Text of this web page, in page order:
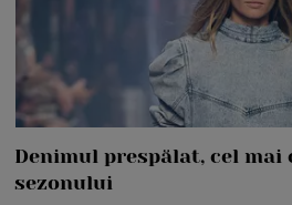
Denimul prespălat, cel mai
sezonului